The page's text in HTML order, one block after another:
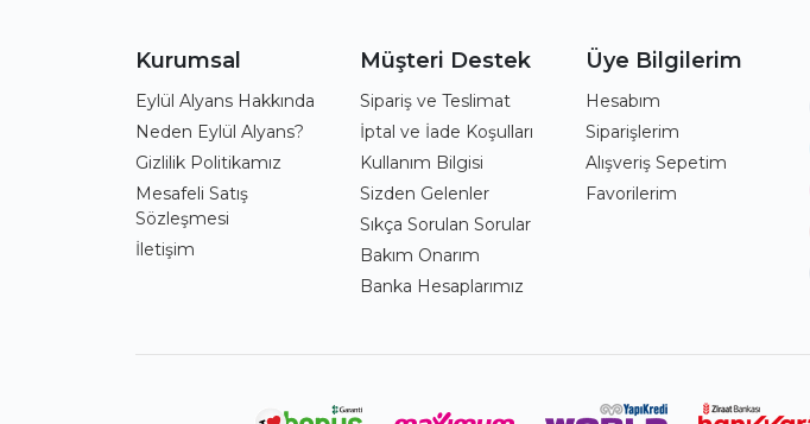
Kurumsal
Eylül Alyans Hakkında
Neden Eylül Alyans?
Gizlilik Politikamız
Mesafeli Satış
Sözleşmesi
İletişim
Müşteri Destek
Sipariş ve Teslimat
İptal ve İade Koşulları
Kullanım Bilgisi
Sizden Gelenler
Sıkça Sorulan Sorular
Bakım Onarım
Banka Hesaplarımız
Üye Bilgilerim
Hesabım
Siparişlerim
Alışveriş Sepetim
Favorilerim